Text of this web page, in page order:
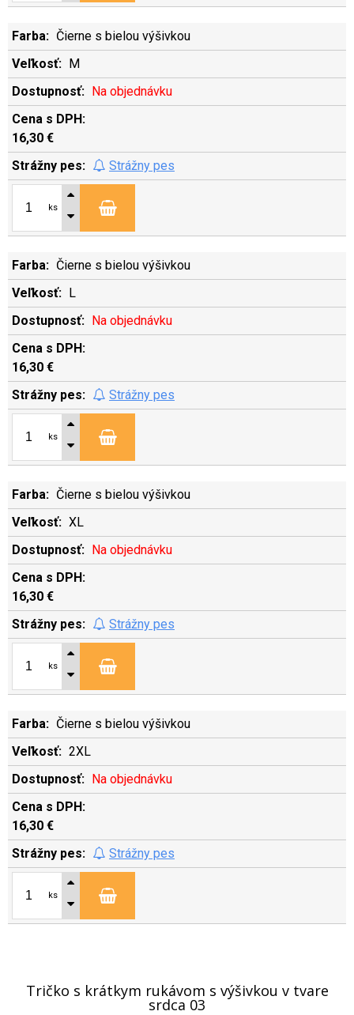
Čierne s bielou výšivkou
M
Na objednávku
16,30 €
Strážny pes
ks
Čierne s bielou výšivkou
L
Na objednávku
16,30 €
Strážny pes
ks
Čierne s bielou výšivkou
XL
Na objednávku
16,30 €
Strážny pes
ks
Čierne s bielou výšivkou
2XL
Na objednávku
16,30 €
Strážny pes
ks
Tričko s krátkym rukávom s výšivkou v tvare
srdca 03